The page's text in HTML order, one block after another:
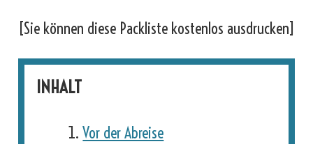
[Sie können diese Packliste kostenlos ausdrucken]
INHALT
Vor der Abreise